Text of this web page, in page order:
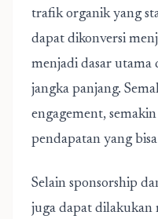
trafik organik yang
dapat dikonversi
menjadi dasar utama
jangka panjang.
engagement,
pendapatan yang
Selain sponsorship
juga dapat dilakukan